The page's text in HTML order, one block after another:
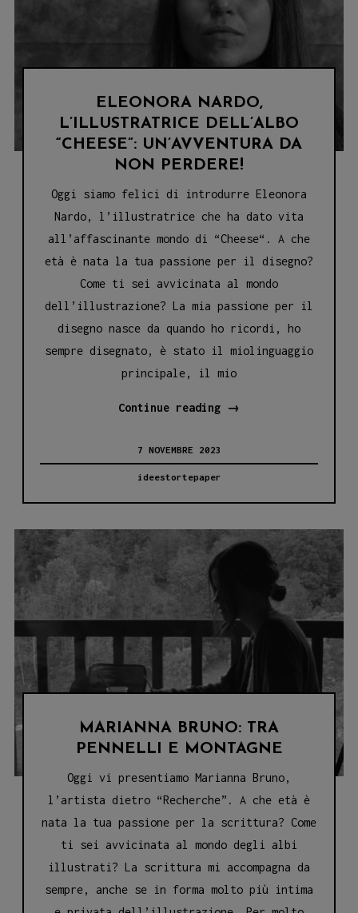
ELEONORA NARDO,
L’ILLUSTRATRICE DELL’ALBO
“CHEESE”: UN’AVVENTURA DA
NON PERDERE!
Oggi siamo felici di introdurre Eleonora
Nardo, l’illustratrice che ha dato vita
all’affascinante mondo di “Cheese“. A che
età è nata la tua passione per il disegno?
Come ti sei avvicinata al mondo
dell’illustrazione? La mia passione per il
disegno nasce da quando ho ricordi, ho
sempre disegnato, è stato il miolinguaggio
principale, il mio
Continue reading ELEONORA
DA
PERDERE!
→
7 NOVEMBRE 2023
ideestortepaper
MARIANNA BRUNO: TRA
PENNELLI E MONTAGNE
Oggi vi presentiamo Marianna Bruno,
l’artista dietro “Recherche”. A che età è
nata la tua passione per la scrittura? Come
ti sei avvicinata al mondo degli albi
illustrati? La scrittura mi accompagna da
sempre, anche se in forma molto più intima